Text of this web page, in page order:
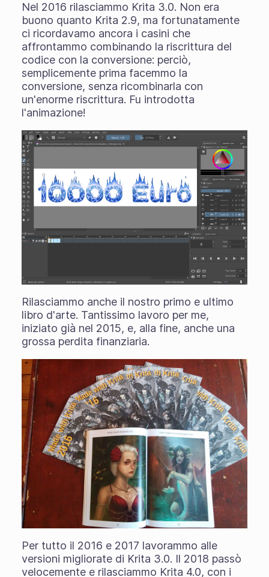
Nel 2016 rilasciammo Krita 3.0. Non era
buono quanto Krita 2.9, ma fortunatamente
ci ricordavamo ancora i casini che
affrontammo combinando la riscrittura del
codice con la conversione: perciò,
semplicemente prima facemmo la
conversione, senza ricombinarla con
un'enorme riscrittura. Fu introdotta
l'animazione!
Rilasciammo anche il nostro primo e ultimo
libro d'arte. Tantissimo lavoro per me,
iniziato già nel 2015, e, alla fine, anche una
grossa perdita finanziaria.
Per tutto il 2016 e 2017 lavorammo alle
versioni migliorate di Krita 3.0. Il 2018 passò
velocemente e rilasciammo Krita 4.0, con i